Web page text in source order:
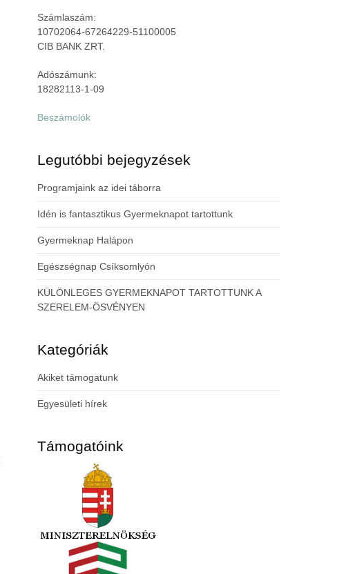
Számlaszám:
10702064-67264229-51100005
CIB BANK ZRT.
Adószámunk:
18282113-1-09
Beszámolók
Legutóbbi bejegyzések
Programjaink az idei táborra
Idén is fantasztikus Gyermeknapot tartottunk
Gyermeknap Halápon
Egészségnap Csíksomlyón
KÜLÖNLEGES GYERMEKNAPOT TARTOTTUNK A
SZERELEM-ÖSVÉNYEN
Kategóriák
Akiket támogatunk
Egyesületi hírek
Támogatóink